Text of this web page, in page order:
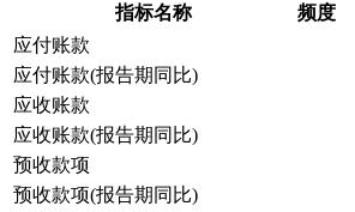
指标名称 频度
应付账款
应付账款(报告期同比)
应收账款
应收账款(报告期同比)
预收款项
预收款项(报告期同比)